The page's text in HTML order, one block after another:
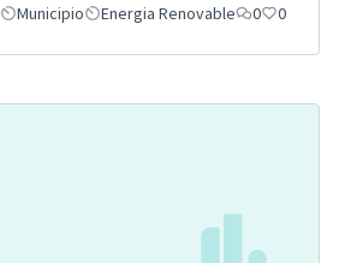
Municipio Energia Renovable 0 0